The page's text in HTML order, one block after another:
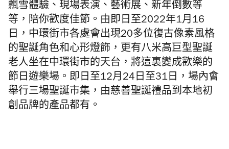
飄雪體驗、現場表演、藝術展 、新年倒數等
等，陪你歡度佳節。由即日至2022年1月16
日，中環街市各處會出現20多位復古像素風格
的聖誕角色和心形燈飾，更有八米高巨型聖誕
老人坐在中環街市的天台，將這裏變成歡樂的
節日遊樂場。即日至12月24日至31日，場內會
舉行三場聖誕市集，由慈善聖誕禮品到本地初
創品牌的產品都有。